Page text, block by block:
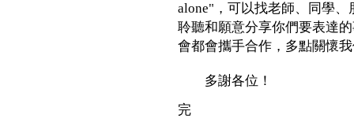
alone"，可以找老師、同學
聆聽和願意分享你們要表達
會都會攜手合作，多點關懷
多謝各位！
完